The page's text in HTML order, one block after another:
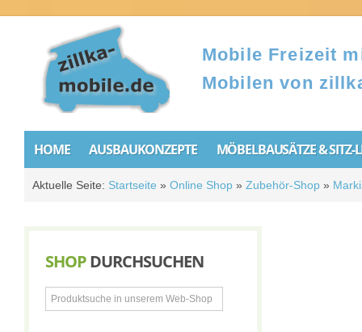
Mobile Freizeit
Mobilen von
HOME AUSBAUKONZEPTE MÖBELBAUSÄTZE & SITZ-
Aktuelle Seite: Startseite » Online Shop » Zubehör-Shop »
SHOPDURCHSUCHEN